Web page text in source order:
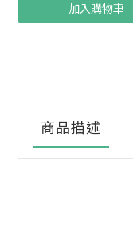
加入購物車
商品描述